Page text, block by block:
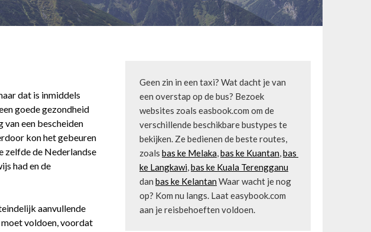
dat is inmiddels
goede gezondheid
van een bescheiden
kon het gebeuren
zelfde de Nederlandse
had en de
aanvullende
voldoen, voordat
Geen zin in een taxi? Wat dacht je van
een overstap op de bus? Bezoek
websites zoals easbook.com om de
verschillende beschikbare bustypes te
bekijken. Ze bedienen de beste routes,
zoals bas ke Melaka, bas ke Kuantan, bas
ke Langkawi, bas ke Kuala Terengganu
dan bas ke Kelantan Waar wacht je nog
op? Kom nu langs. Laat easybook.com
aan je reisbehoeften voldoen.